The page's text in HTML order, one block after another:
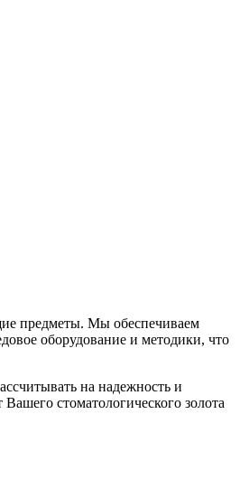
предметы. Мы обеспечиваем
оборудование и методики, что
на надежность и
стоматологического золота